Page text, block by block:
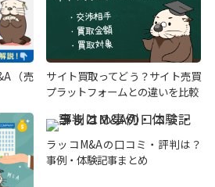
（売
サイト買取ってどう？サイト売買
プラットフォームとの違いを比較
ラッコM&Aの口コミ・評判は？
事例・体験記事まとめ